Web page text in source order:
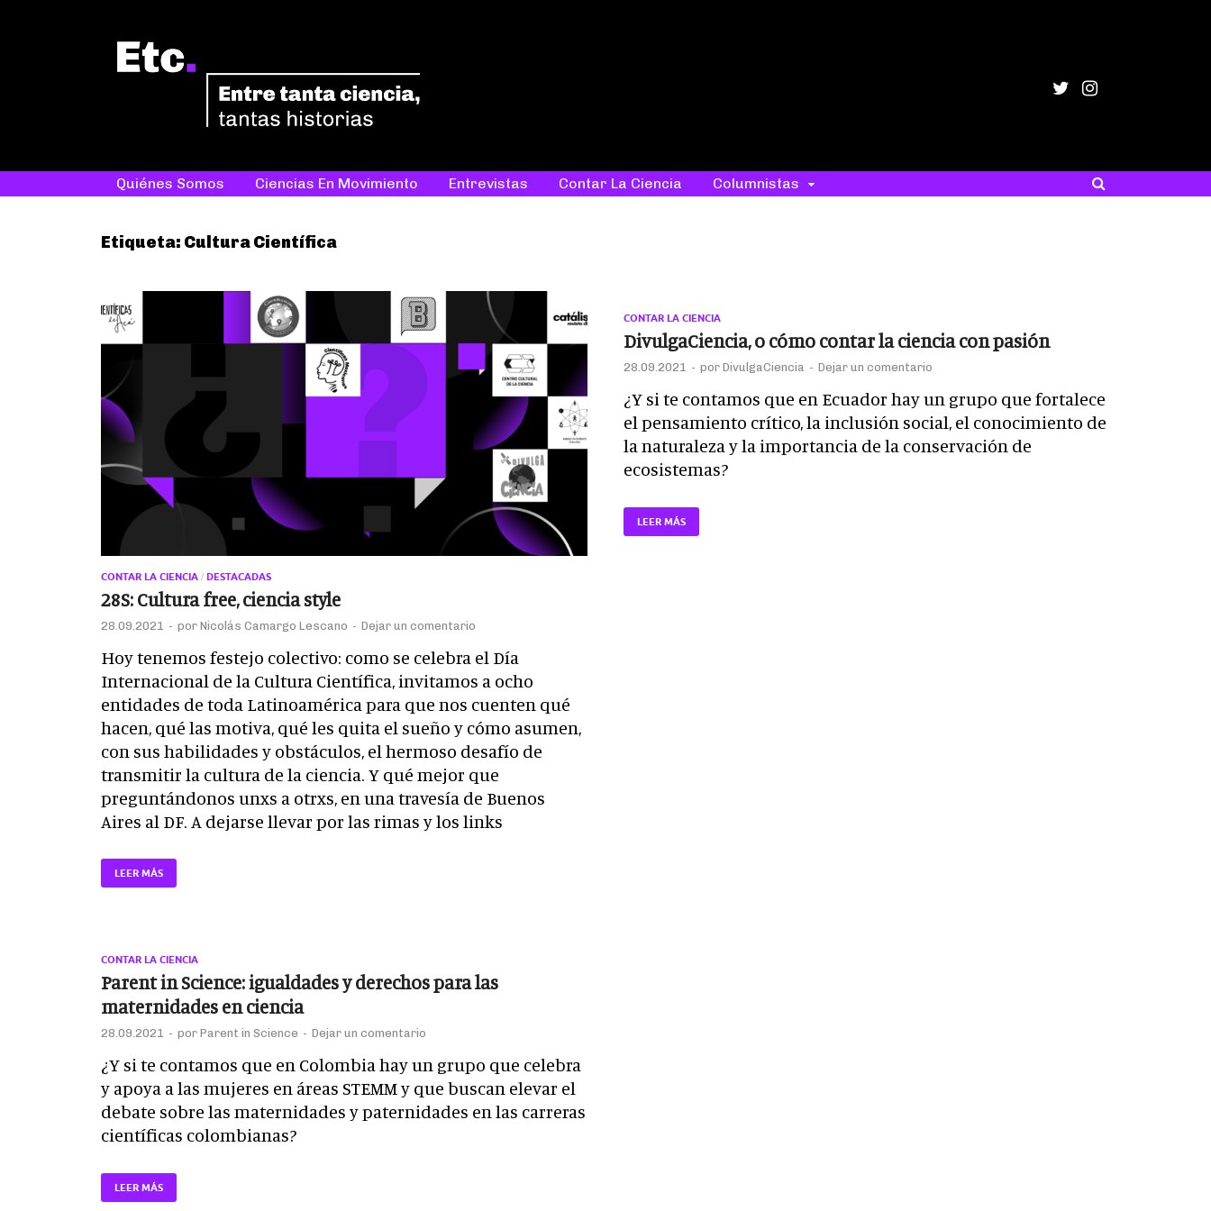
Quiénes Somos Ciencias En Movimiento Entrevistas Contar La Ciencia Columnistas
Etiqueta: Cultura Científica
CONTAR LA CIENCIA / DESTACADAS
28S: Cultura free, ciencia style
28.09.2021 - por Nicolás Camargo Lescano - Dejar un comentario
Hoy tenemos festejo colectivo: como se celebra el Día
Internacional de la Cultura Científica, invitamos a ocho
entidades de toda Latinoamérica para que nos cuenten qué
hacen, qué las motiva, qué les quita el sueño y cómo asumen,
con sus habilidades y obstáculos, el hermoso desafío de
transmitir la cultura de la ciencia. Y qué mejor que
preguntándonos unxs a otrxs, en una travesía de Buenos
Aires al DF. A dejarse llevar por las rimas y los links
LEER MÁS
CONTAR LA CIENCIA
DivulgaCiencia, o cómo contar la ciencia con pasión
28.09.2021 - por DivulgaCiencia - Dejar un comentario
¿Y si te contamos que en Ecuador hay un grupo que fortalece
el pensamiento crítico, la inclusión social, el conocimiento de
la naturaleza y la importancia de la conservación de
ecosistemas?
LEER MÁS
CONTAR LA CIENCIA
Parent in Science: igualdades y derechos para las
maternidades en ciencia
28.09.2021 - por Parent in Science - Dejar un comentario
¿Y si te contamos que en Colombia hay un grupo que celebra
y apoya a las mujeres en áreas STEMM y que buscan elevar el
debate sobre las maternidades y paternidades en las carreras
científicas colombianas?
LEER MÁS